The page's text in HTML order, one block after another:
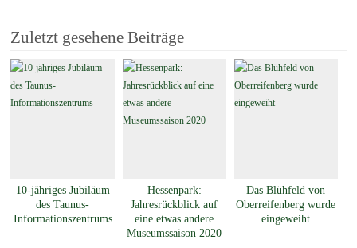
Zuletzt gesehene Beiträge
10-jähriges Jubiläum
des Taunus-
Informationszentrums
Hessenpark:
Jahresrückblick auf
eine etwas andere
Museumssaison 2020
Das Blühfeld von
Oberreifenberg wurde
eingeweiht